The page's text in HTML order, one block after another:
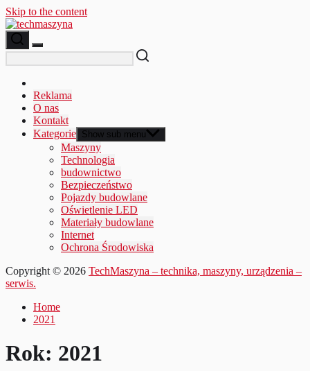
Skip to the content
Reklama
O nas
Kontakt
Kategorie Show sub menu
Maszyny
Technologia
budownictwo
Bezpieczeństwo
Pojazdy budowlane
Oświetlenie LED
Materiały budowlane
Internet
Ochrona Środowiska
Copyright © 2026 TechMaszyna – technika, maszyny, urządzenia –
serwis.
Home
2021
Rok: 2021